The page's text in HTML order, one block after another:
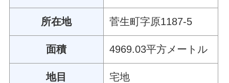
所在地 菅生町字原1187-5
面積 4969.03平方メートル
地目 宅地